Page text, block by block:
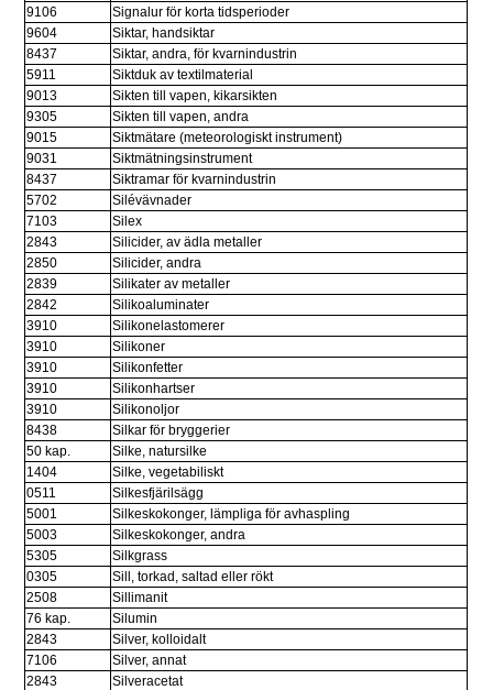
9106
Signalur för korta tidsperioder
9604
Siktar, handsiktar
8437
Siktar, andra, för kvarnindustrin
5911
Siktduk av textilmaterial
9013
Sikten till vapen, kikarsikten
9305
Sikten till vapen, andra
9015
Siktmätare (meteorologiskt instrument)
9031
Siktmätningsinstrument
8437
Siktramar för kvarnindustrin
5702
Silévävnader
7103
Silex
2843
Silicider, av ädla metaller
2850
Silicider, andra
2839
Silikater av metaller
2842
Silikoaluminater
3910
Silikonelastomerer
3910
Silikoner
3910
Silikonfetter
3910
Silikonhartser
3910
Silikonoljor
8438
Silkar för bryggerier
50 kap.
Silke, natursilke
1404
Silke, vegetabiliskt
0511
Silkesfjärilsägg
5001
Silkeskokonger, lämpliga för avhaspling
5003
Silkeskokonger, andra
5305
Silkgrass
0305
Sill, torkad, saltad eller rökt
2508
Sillimanit
76 kap.
Silumin
2843
Silver, kolloidalt
7106
Silver, annat
2843
Silveracetat